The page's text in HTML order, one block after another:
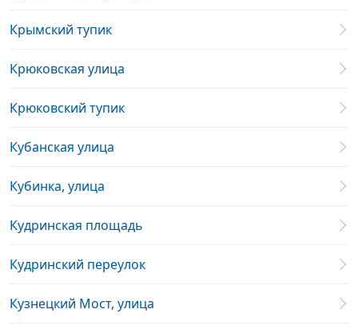
Крымский тупик
Крюковская улица
Крюковский тупик
Кубанская улица
Кубинка, улица
Кудринская площадь
Кудринский переулок
Кузнецкий Мост, улица